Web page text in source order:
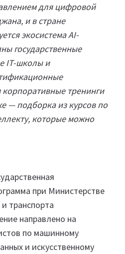
для цифровой
и в стране
экосистема AI-
государственные
IT-школы и
тренинги
— подборка из курсов по
которые можно
при Министерстве
транспорта
направлено на
по машинному
и искусственному